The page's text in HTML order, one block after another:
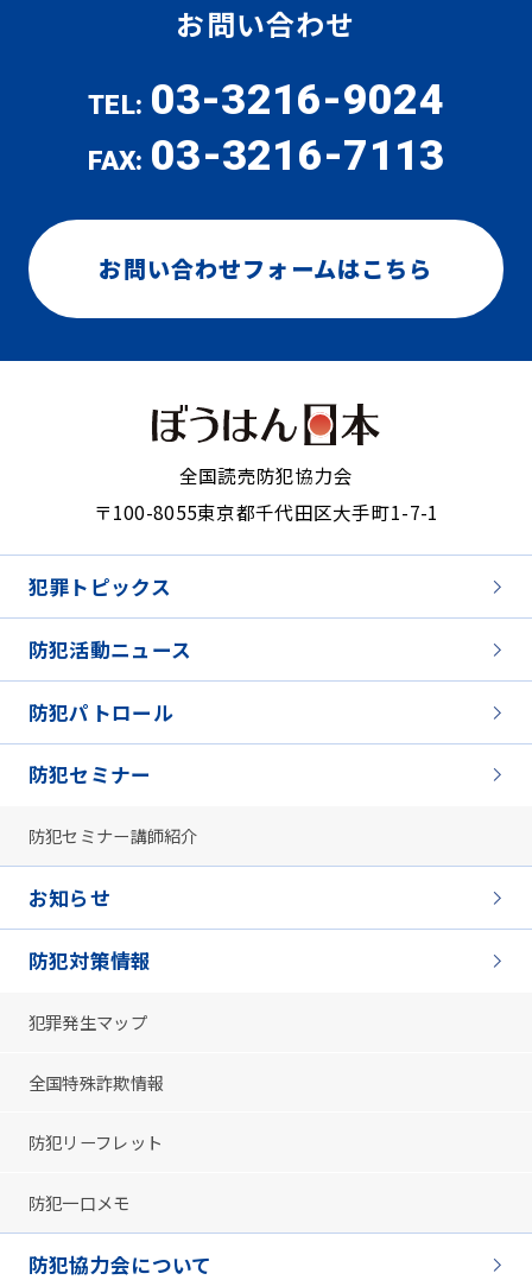
お問い合わせ
TEL: 03-3216-9024
FAX: 03-3216-7113
お問い合わせフォームはこちら
全国読売防犯協力会
〒100-8055東京都千代田区大手町1-7-1
犯罪トピックス
防犯活動ニュース
防犯パトロール
防犯セミナー
防犯セミナー講師紹介
お知らせ
防犯対策情報
犯罪発生マップ
全国特殊詐欺情報
防犯リーフレット
防犯一口メモ
防犯協力会について